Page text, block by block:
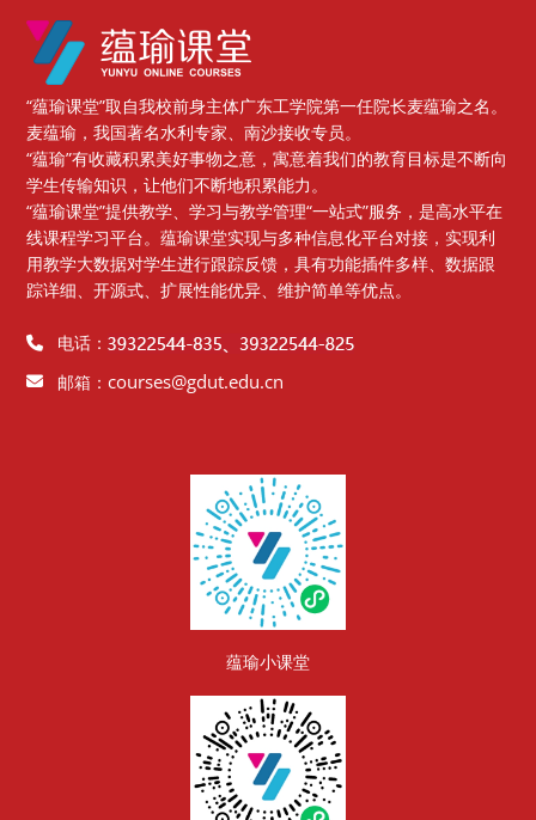
版块
“蕴瑜课堂”取自我校前身主体广东工学院第一任院长麦蕴瑜之名。
麦蕴瑜，我国著名水利专家、南沙接收专员。
“蕴瑜”有收藏积累美好事物之意，寓意着我们的教育目标是不断向
学生传输知识，让他们不断地积累能力。
“蕴瑜课堂”提供教学、学习与教学管理“一站式”服务，是高水平在
线课程学习平台。蕴瑜课堂实现与多种信息化平台对接，实现利
用教学大数据对学生进行跟踪反馈，具有功能插件多样、数据跟
踪详细、开源式、扩展性能优异、维护简单等优点。
电话：
邮箱：courses@gdut.edu.cn
蕴瑜小课堂